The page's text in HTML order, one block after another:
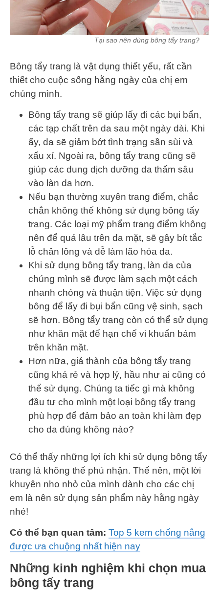
Tại sao nên dùng bông tẩy trang?
Bông tẩy trang là vật dụng thiết yếu, rất cần
thiết cho cuộc sống hằng ngày của chị em
chúng mình.
Bông tẩy trang sẽ giúp lấy đi các bụi bẩn,
các tạp chất trên da sau một ngày dài. Khi
ấy, da sẽ giảm bớt tình trạng sần sùi và
xấu xí. Ngoài ra, bông tẩy trang cũng sẽ
giúp các dung dịch dưỡng da thấm sâu
vào làn da hơn.
Nếu bạn thường xuyên trang điểm, chắc
chắn không thể không sử dụng bông tẩy
trang. Các loại mỹ phẩm trang điểm không
nên để quá lâu trên da mặt, sẽ gây bít tắc
lỗ chân lông và dễ làm lão hóa da.
Khi sử dụng bông tẩy trang, làn da của
chúng mình sẽ được làm sạch một cách
nhanh chóng và thuận tiện. Việc sử dụng
bông để lấy đi bụi bẩn cũng vệ sinh, sạch
sẽ hơn. Bông tẩy trang còn có thể sử dụng
như khăn mặt để hạn chế vi khuẩn bám
trên khăn mặt.
Hơn nữa, giá thành của bông tẩy trang
cũng khá rẻ và hợp lý, hầu như ai cũng có
thể sử dụng. Chúng ta tiếc gì mà không
đầu tư cho mình một loại bông tẩy trang
phù hợp để đảm bảo an toàn khi làm đẹp
cho da đúng không nào?
Có thể thấy những lợi ích khi sử dụng bông tẩy
trang là không thể phủ nhận. Thế nên, một lời
khuyên nho nhỏ của mình dành cho các chị
em là nên sử dụng sản phẩm này hằng ngày
nhé!
Có thể bạn quan tâm: Top 5 kem chống nắng
được ưa chuộng nhất hiện nay
Những kinh nghiệm khi chọn mua
bông tẩy trang